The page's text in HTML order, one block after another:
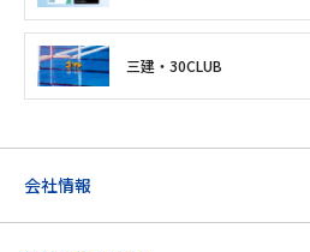
三建・30CLUB
会社情報